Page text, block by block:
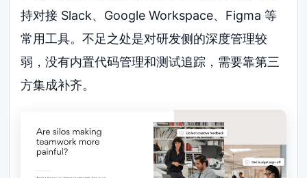
持对接 Slack、Google Workspace、Figma 等
常用工具。不足之处是对研发侧的深度管理较
弱，没有内置代码管理和测试追踪，需要靠第三
方集成补齐。